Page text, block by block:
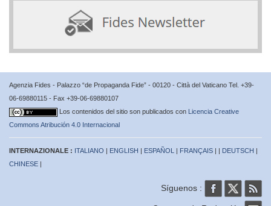
Agenzia Fides - Palazzo “de Propaganda Fide” - 00120 - Città del Vaticano Tel. +39-
06-69880115 - Fax +39-06-69880107
Los contenidos del sitio son publicados con Licencia Creative
Commons Atribución 4.0 Internacional
INTERNAZIONALE : ITALIANO | ENGLISH | ESPAÑOL | FRANÇAIS | | DEUTSCH |
CHINESE |
Síguenos :